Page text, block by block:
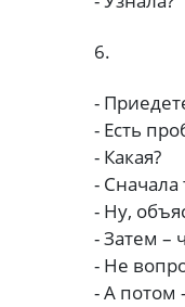
6.
-
- Есть
- Какая?
- Сначала
- Ну,
- Затем –
- Не
- А потом